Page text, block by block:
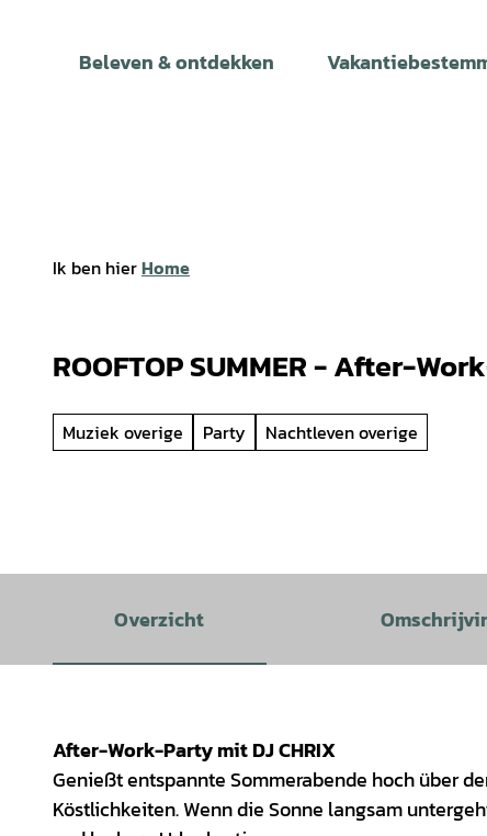
Beleven & ontdekken
Ik ben hierHome
ROOFTOP SUMMER - After-
Muziek overige Party Nachtleven overige
Overzicht
After-Work-Party mit DJ CHRIX
Genießt entspannte Sommerabende hoch über
Köstlichkeiten. Wenn die Sonne langsam